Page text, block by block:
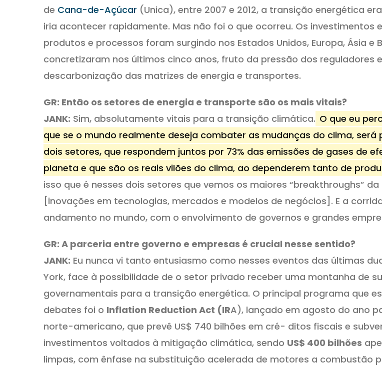
de Cana-de-Açúcar (Unica), entre 2007 e 2012, a transição energética
iria acontecer rapidamente. Mas não foi o que ocorreu. Os investimentos
produtos e processos foram surgindo nos Estados Unidos, Europa, Ásia e
concretizaram nos últimos cinco anos, fruto da pressão dos reguladores
descarbonização das matrizes de energia e transportes.
GR: Então os setores de energia e transporte são os mais vitais?
JANK: Sim, absolutamente vitais para a transição climática. O que eu
que se o mundo realmente deseja combater as mudanças do clima, será
dois setores, que respondem juntos por 73% das emissões de gases de
planeta e que são os reais vilões do clima, ao dependerem tanto de
isso que é nesses dois setores que vemos os maiores “breakthroughs”
[inovações em tecnologias, mercados e modelos de negócios]. E a
andamento no mundo, com o envolvimento de governos e grandes
GR: A parceria entre governo e empresas é crucial nesse sentido?
JANK: Eu nunca vi tanto entusiasmo como nesses eventos das últimas
York, face à possibilidade de o setor privado receber uma montanha de
governamentais para a transição energética. O principal programa que
debates foi o Inflation Reduction Act (IRA), lançado em agosto do ano
norte-americano, que prevê US$ 740 bilhões em cré- ditos fiscais e
investimentos voltados à mitigação climática, sendo US$ 400 bilhões
limpas, com ênfase na substituição acelerada de motores a combustão